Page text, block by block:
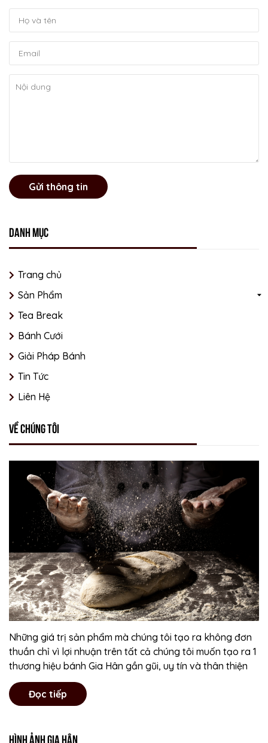
Gửi thông tin
Danh mục
Trang chủ
Sản Phẩm
Tea Break
Bánh Cưới
Giải Pháp Bánh
Tin Tức
Liên Hệ
Về chúng tôi
Những giá trị sản phẩm mà chúng tôi tạo ra không đơn
thuần chỉ vì lợi nhuận trên tất cả chúng tôi muốn tạo ra 1
thương hiệu bánh Gia Hân gần gũi, uy tín và thân thiện
Đọc tiếp
Hình ảnh Gia Hân